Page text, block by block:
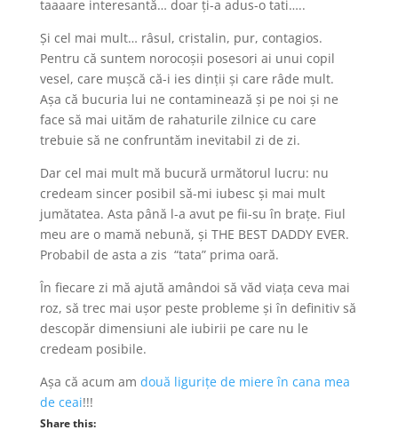
taaaare interesantă… doar ți-a adus-o tati…..
Și cel mai mult… râsul, cristalin, pur, contagios.
Pentru că suntem norocoșii posesori ai unui copil
vesel, care mușcă că-i ies dinții și care râde mult.
Așa că bucuria lui ne contaminează și pe noi și ne
face să mai uităm de rahaturile zilnice cu care
trebuie să ne confruntăm inevitabil zi de zi.
Dar cel mai mult mă bucură următorul lucru: nu
credeam sincer posibil să-mi iubesc și mai mult
jumătatea. Asta până l-a avut pe fii-su în brațe. Fiul
meu are o mamă nebună, și THE BEST DADDY EVER.
Probabil de asta a zis “tata” prima oară.
În fiecare zi mă ajută amândoi să văd viața ceva mai
roz, să trec mai ușor peste probleme și în definitiv să
descopăr dimensiuni ale iubirii pe care nu le
credeam posibile.
Așa că acum am două ligurițe de miere în cana mea
de ceai!!!
Share this: